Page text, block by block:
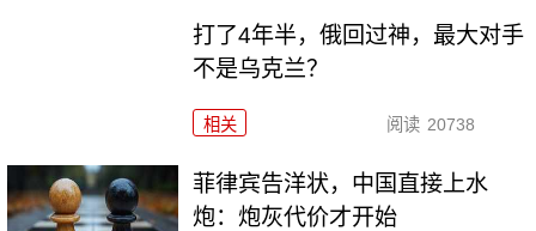
打了4年半，俄回过神，最大对手
不是乌克兰？
相关 阅读 20738
菲律宾告洋状，中国直接上水
炮：炮灰代价才开始